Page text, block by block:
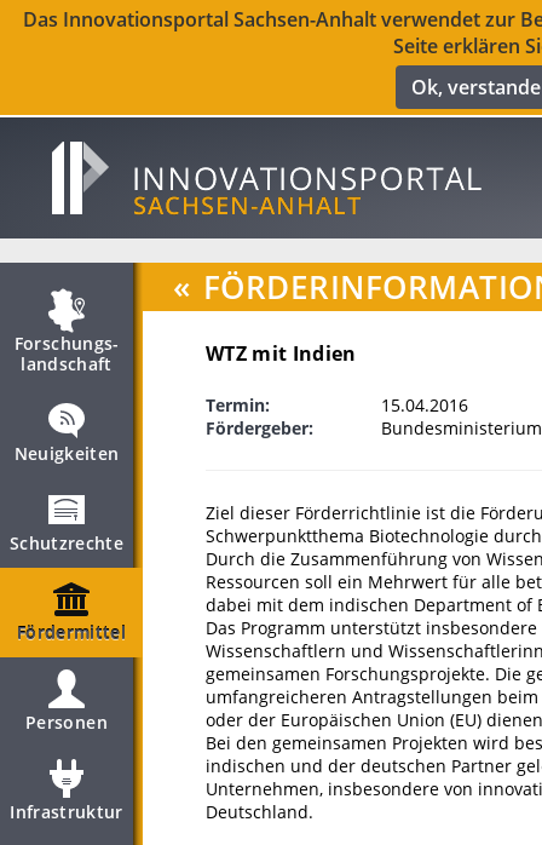
Das Innovationsportal Sachsen-Anhalt verwendet zur
Seite erklären
Ok,
Forschungs­
landschaft
Neuigkeiten
Schutzrechte
Fördermittel
Personen
Infrastruktur
«
WTZ mit Indien
Termin:
15.04.2016
Fördergeber:
Ziel dieser Förderrichtlinie ist die
Schwerpunktthema Biotechnologie
Durch die Zusammenführung von
Ressourcen soll ein Mehrwert für alle
dabei mit dem indischen Department of
Das Programm unterstützt
Wissenschaftlern und
gemeinsamen Forschungsprojekte. Die
umfangreicheren Antragstellungen beim
oder der Europäischen Union (EU)
Bei den gemeinsamen Projekten wird
indischen und der deutschen Partner
Unternehmen, insbesondere von
Deutschland.